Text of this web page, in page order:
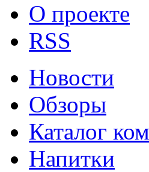
О проекте
RSS
Новости
Обзоры
Каталог
Напитки